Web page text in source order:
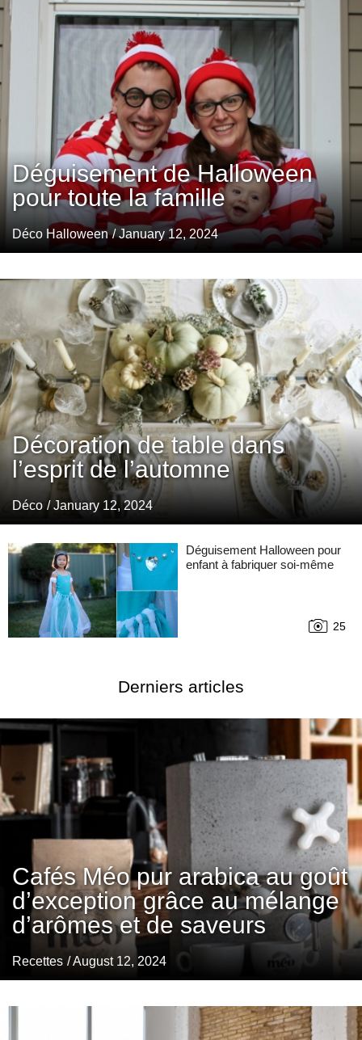
Déguisement de Halloween
pour toute la famille
Déco Halloween / January 12, 2024
Décoration de table dans
l’esprit de l’automne
Déco / January 12, 2024
Déguisement Halloween pour
enfant à fabriquer soi-même
25
Derniers articles
Cafés Méo pur arabica au goût
d’exception grâce au mélange
d’arômes et de saveurs
Recettes / August 12, 2024